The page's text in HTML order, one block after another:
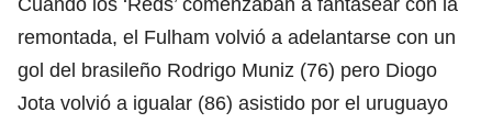
remontada, el Fulham volvió a adelantarse con un
gol del brasileño Rodrigo Muniz (76) pero Diogo
Jota volvió a igualar (86) asistido por el uruguayo